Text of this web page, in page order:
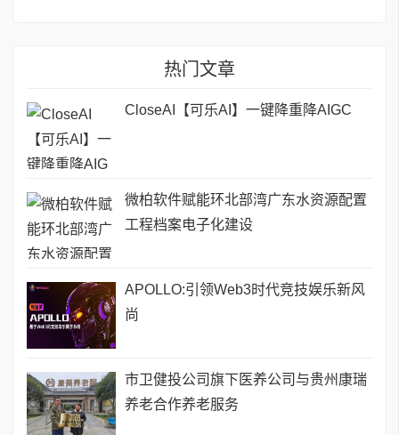
热门文章
CloseAI【可乐AI】一键降重降AIGC
微柏软件赋能环北部湾广东水资源配置
工程档案电子化建设
APOLLO:引领Web3时代竞技娱乐新风
尚
市卫健投公司旗下医养公司与贵州康瑞
养老合作养老服务